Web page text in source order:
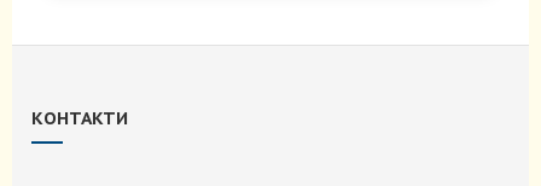
КОНТАКТИ